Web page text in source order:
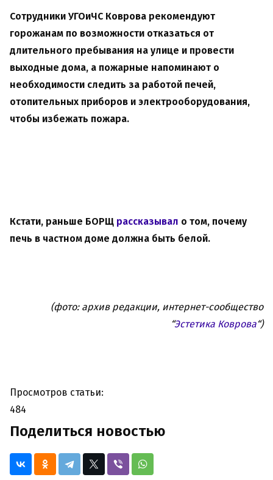
Сотрудники УГОиЧС Коврова рекомендуют
горожанам по возможности отказаться от
длительного пребывания на улице и провести
выходные дома, а пожарные напоминают о
необходимости следить за работой печей,
отопительных приборов и электрооборудования,
чтобы избежать пожара.
Кстати, раньше БОРЩ рассказывал о том, почему
печь в частном доме должна быть белой.
(фото: архив редакции, интернет-сообщество
“Эстетика Коврова“)
Просмотров статьи:
484
Поделиться новостью